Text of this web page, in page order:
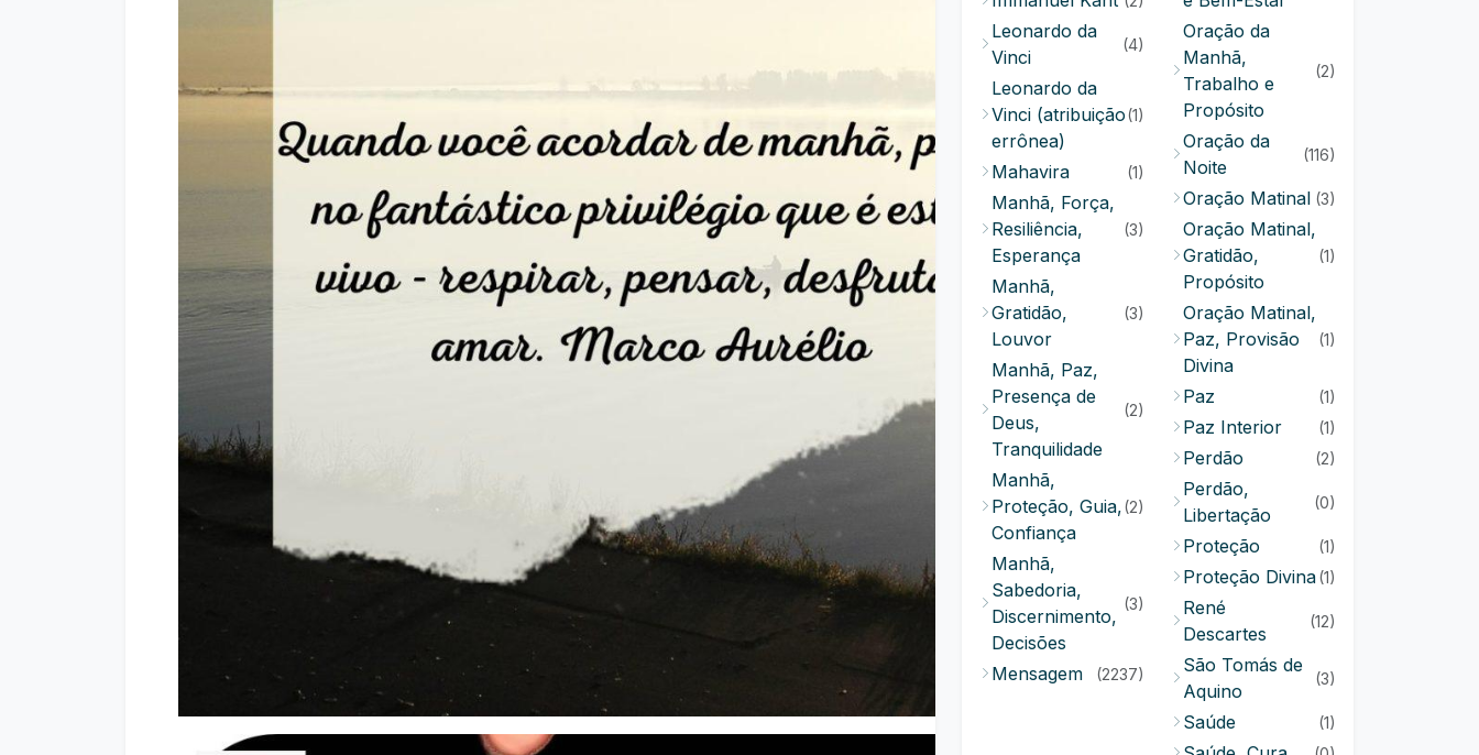
Leonardo da
Vinci
(4)
Leonardo da
Vinci (atribuição
errônea)
(1)
Mahavira (1)
Manhã, Força,
Resiliência,
Esperança
(3)
Manhã,
Gratidão,
Louvor
(3)
Manhã, Paz,
Presença de
Deus,
Tranquilidade
(2)
Manhã,
Proteção, Guia,
Confiança
(2)
Manhã,
Sabedoria,
Discernimento,
Decisões
(3)
Mensagem (2237)
Oração da
Manhã,
Trabalho e
Propósito
(2)
Oração da
Noite
(116)
Oração Matinal (3)
Oração Matinal,
Gratidão,
Propósito
(1)
Oração Matinal,
Paz, Provisão
Divina
(1)
Paz (1)
Paz Interior (1)
Perdão (2)
Perdão,
Libertação
(0)
Proteção (1)
Proteção Divina(1)
René
Descartes
(12)
São Tomás de
Aquino
(3)
Saúde (1)